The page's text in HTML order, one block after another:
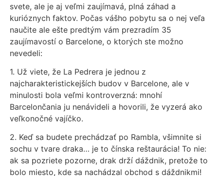
svete, ale je aj veľmi zaujímavá, plná záhad a
kurióznych faktov. Počas vášho pobytu sa o nej veľa
naučite ale ešte predtým vám prezradím 35
zaujímavostí o Barcelone, o ktorých ste možno
nevedeli:
1. Už viete, že La Pedrera je jednou z
najcharakteristickejších budov v Barcelone, ale v
minulosti bola veľmi kontroverzná: mnohí
Barcelončania ju nenávideli a hovorili, že vyzerá ako
veľkonočné vajíčko.
2. Keď sa budete prechádzať po Rambla, všimnite si
sochu v tvare draka… je to čínska reštaurácia! To nie:
ak sa pozriete pozorne, drak drží dáždnik, pretože to
bolo miesto, kde sa nachádzal obchod s dáždnikmi!